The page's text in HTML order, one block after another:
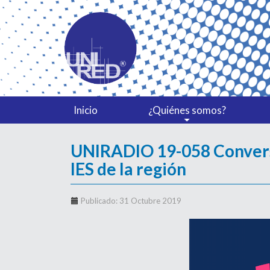
Inicio ¿Quiénes somos?
UNIRADIO 19-058
IES de la región
Publicado: 31 Octubre 2019